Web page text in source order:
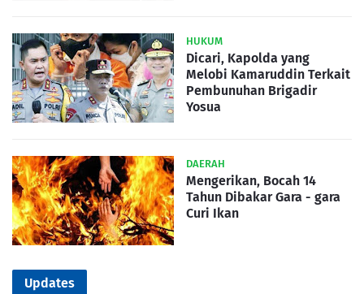
HUKUM
Dicari, Kapolda yang
Melobi Kamaruddin Terkait
Pembunuhan Brigadir
Yosua
DAERAH
Mengerikan, Bocah 14
Tahun Dibakar Gara - gara
Curi Ikan
Updates